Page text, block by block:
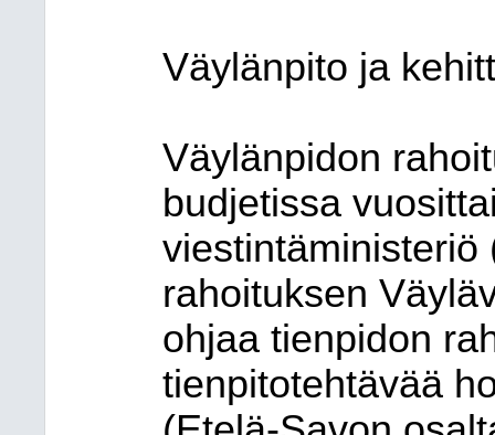
Väylänpito ja
Väylänpidon
budjetissa
viestintäministeriö
rahoituksen
ohjaa tienpidon
tienpitotehtävää